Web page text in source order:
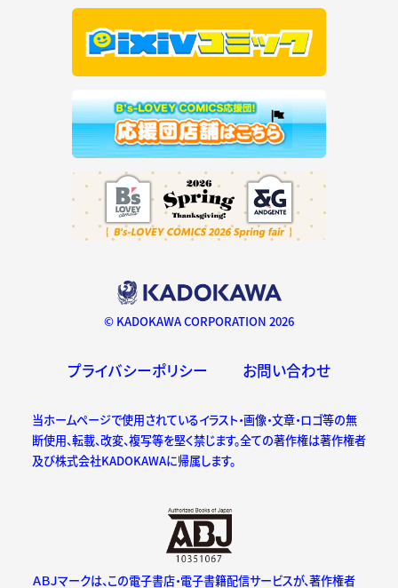
© KADOKAWA CORPORATION 2026
プライバシーポリシー お問い合わせ
当ホームページで使用されているイラスト・画像・文章・ロゴ等の無
断使用、転載、改変、複写等を堅く禁じます。全ての著作権は著作権者
及び株式会社KADOKAWAに帰属します。
ＡＢＪマークは、この電子書店・電子書籍配信サービスが、著作権者